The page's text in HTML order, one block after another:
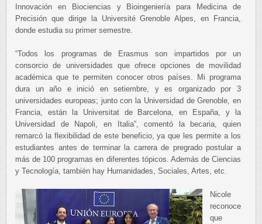
Innovación en Biociencias y Bioingeniería para Medicina de
Precisión que dirige la Université Grenoble Alpes, en Francia,
donde estudia su primer semestre.
“Todos los programas de Erasmus son impartidos por un
consorcio de universidades que ofrece opciones de movilidad
académica que te permiten conocer otros países. Mi programa
dura un año e inició en setiembre, y es organizado por 3
universidades europeas; junto con la Universidad de Grenoble, en
Francia, están la Universitat de Barcelona, en España, y la
Universidad de Napoli, en Italia”, comentó la becaria, quien
remarcó la flexibilidad de este beneficio, ya que les permite a los
estudiantes antes de terminar la carrera de pregrado postular a
más de 100 programas en diferentes tópicos. Además de Ciencias
y Tecnología, también hay Humanidades, Sociales, Artes, etc.
Nicole
reconoce
que